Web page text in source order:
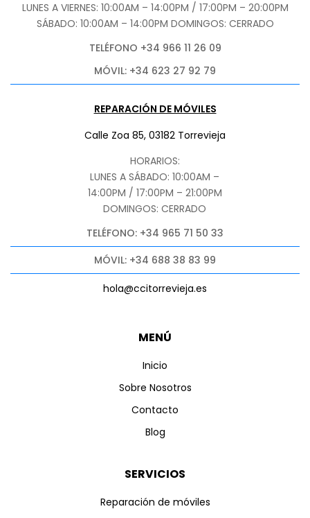
MENÚ
Inicio
Sobre Nosotros
Contacto
Blog
SERVICIOS
Reparación de móviles
LUNES A VIERNES: 10:00AM – 14:00PM / 17:00PM – 20:00PM
SÁBADO: 10:00AM – 14:00PM DOMINGOS: CERRADO
TELÉFONO +34 966 11 26 09
MÓVIL: +34 623 27 92 79
REPARACIÓN DE MÓVILES
Calle Zoa 85, 03182 Torrevieja
HORARIOS:
LUNES A SÁBADO: 10:00AM –
14:00PM / 17:00PM – 21:00PM
DOMINGOS: CERRADO
TELÉFONO: +34 965 71 50 33
MÓVIL: +34 688 38 83 99
hola@ccitorrevieja.es